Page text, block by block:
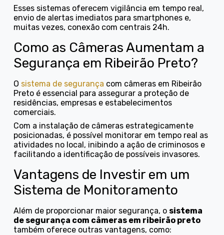
Esses sistemas oferecem vigilância em tempo real,
envio de alertas imediatos para smartphones e,
muitas vezes, conexão com centrais 24h.
Como as Câmeras Aumentam a
Segurança em Ribeirão Preto?
O sistema de segurança com câmeras em Ribeirão
Preto é essencial para assegurar a proteção de
residências, empresas e estabelecimentos
comerciais.
Com a instalação de câmeras estrategicamente
posicionadas, é possível monitorar em tempo real as
atividades no local, inibindo a ação de criminosos e
facilitando a identificação de possíveis invasores.
Vantagens de Investir em um
Sistema de Monitoramento
Além de proporcionar maior segurança, o sistema
de segurança com câmeras em ribeirão preto
também oferece outras vantagens, como: